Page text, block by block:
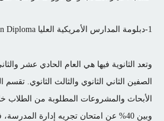
1-دبلومة المدارس الأمريكية العليا High school American Diploma
وتعد الثانوية فيها هي العام الحادي عشر
الأبحاث والمشروعات المطلوبة من الطلاب
وبين 40% عن امتحان تجريه إدارة